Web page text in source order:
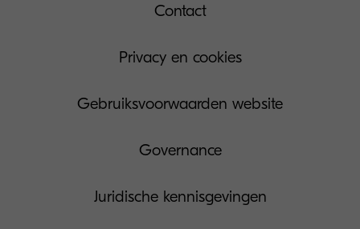
Contact
Privacy en cookies
Gebruiksvoorwaarden website
Governance
Juridische kennisgevingen